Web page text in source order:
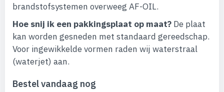
brandstofsystemen overweeg AF-OIL.
Hoe snij ik een pakkingsplaat op maat? De plaat
kan worden gesneden met standaard gereedschap.
Voor ingewikkelde vormen raden wij waterstraal
(waterjet) aan.
Bestel vandaag nog